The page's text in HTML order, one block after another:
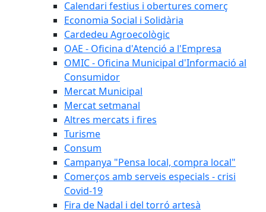
Calendari festius i obertures comerç
Economia Social i Solidària
Cardedeu Agroecològic
OAE - Oficina d'Atenció a l'Empresa
OMIC - Oficina Municipal d'Informació al
Consumidor
Mercat Municipal
Mercat setmanal
Altres mercats i fires
Turisme
Consum
Campanya "Pensa local, compra local"
Comerços amb serveis especials - crisi
Covid-19
Fira de Nadal i del torró artesà